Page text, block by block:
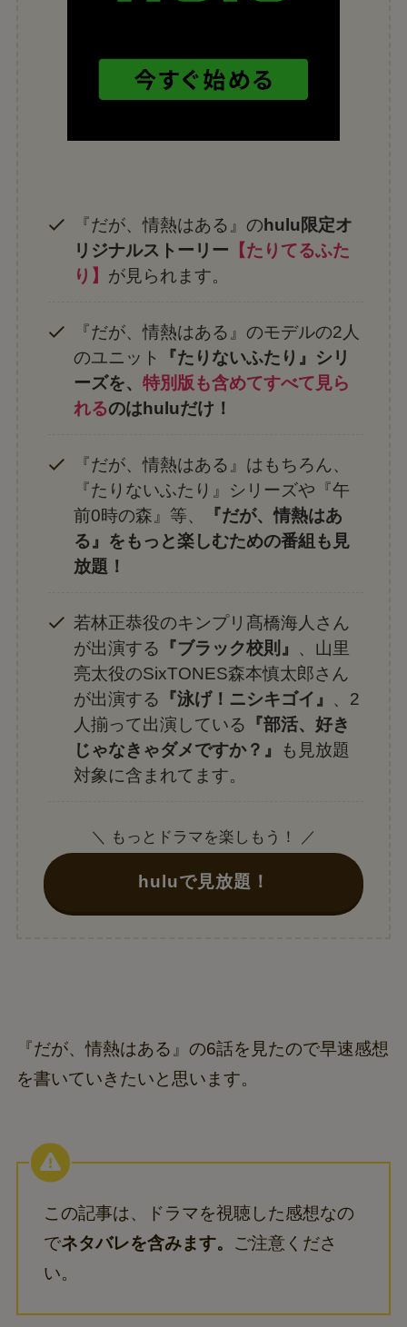
『だが、情熱はある』の hulu限定オ
リジナルストーリー 【たりてるふた
り】 が見られます。
『だが、情熱はある』のモデルの2人
のユニット
『たりないふたり』シリ
ーズを、特別版も含めてすべて見ら
れるのはhuluだけ！
『だが、情熱はある』はもちろん、
『たりないふたり』シリーズや『午
前0時の森』等、
『だが、情熱はあ
る』をもっと楽しむための番組も見
放題！
若林正恭役のキンプリ髙橋海人さん
が出演する 『ブラック校則』 、山里
亮太役のSixTONES森本慎太郎さん
が出演する 『泳げ！ニシキゴイ』 、2
人揃って出演している 『部活、好き
じゃなきゃダメですか？』
も見放題
対象に含まれてます。
＼ もっとドラマを楽しもう！ ／
huluで見放題！
『だが、情熱はある』の6話を見たので早速感想
を書いていきたいと思います。
この記事は、ドラマを視聴した感想なの
でネタバレを含みます。 ご注意くださ
い。